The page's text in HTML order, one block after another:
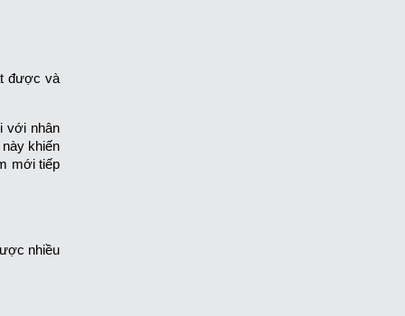
được và
với nhân
khiến
mới tiếp
nhiều